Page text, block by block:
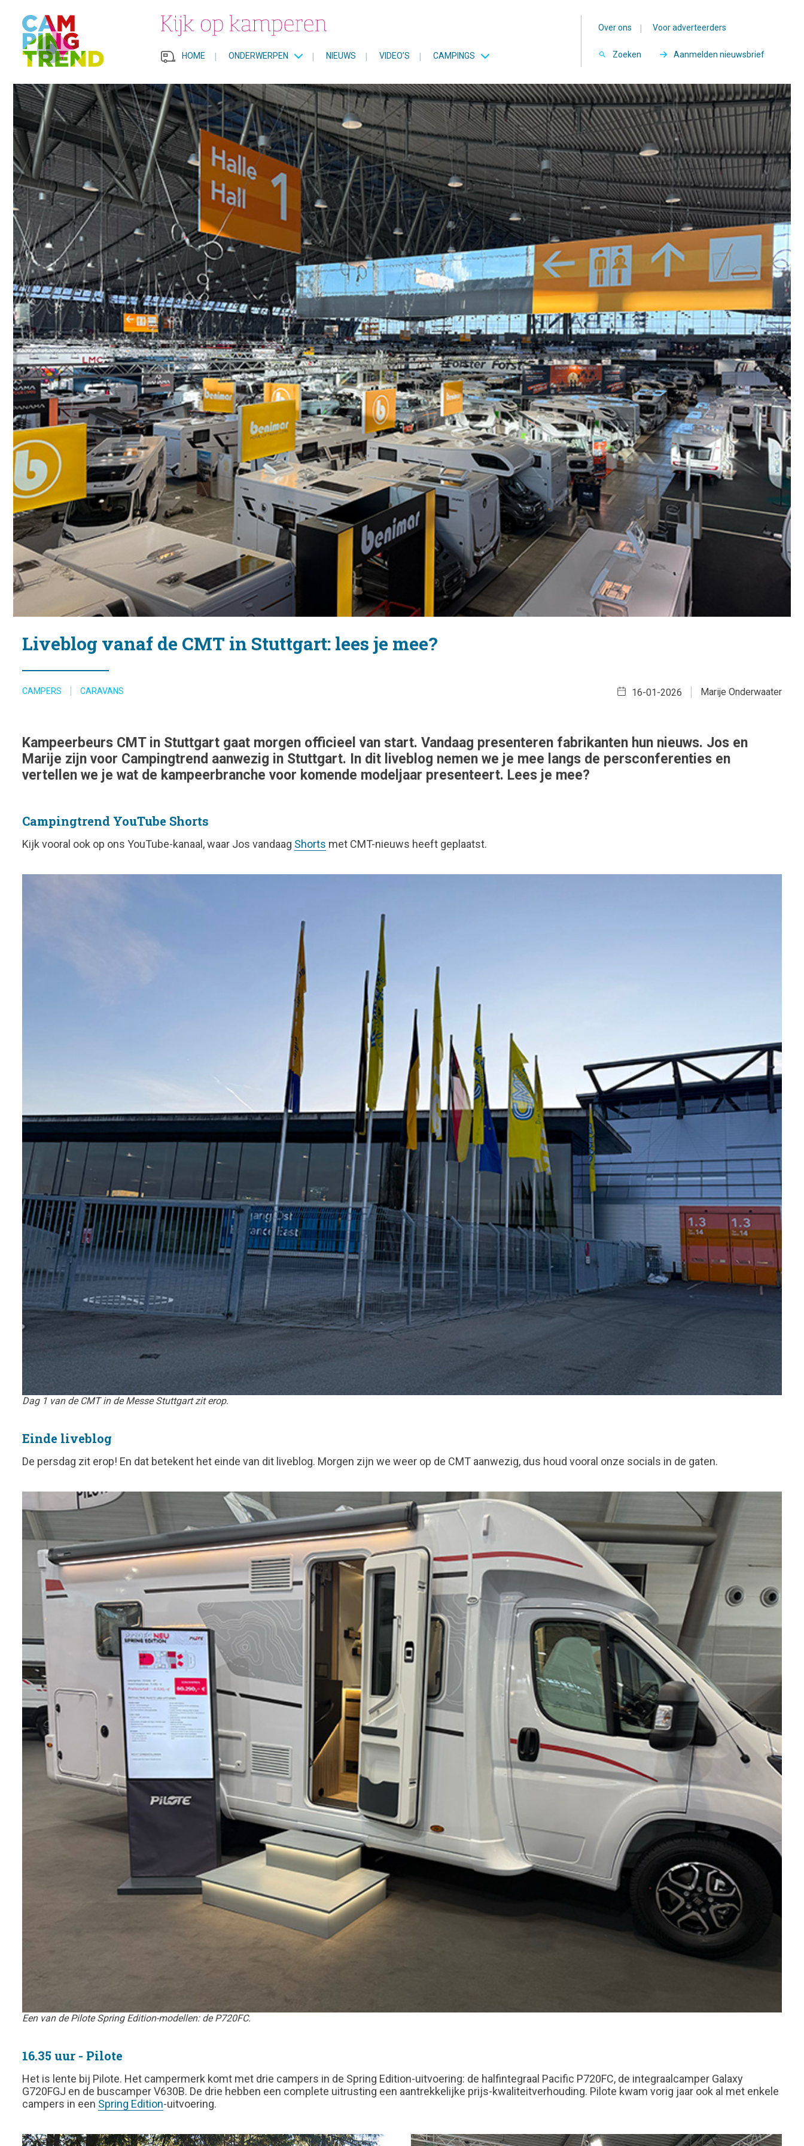
HOME | ONDERWERPEN | NIEUWS | VIDEO’S | CAMPINGS
Over ons | Voor adverteerders
Zoeken Aanmelden nieuwsbrief
Liveblog vanaf de CMT in Stuttgart: lees je mee?
CAMPERS CARAVANS Marije Onderwaater
16-01-2026
Kampeerbeurs CMT in Stuttgart gaat morgen officieel van start. Vandaag presenteren fabrikanten hun nieuws. Jos en
Marije zijn voor Campingtrend aanwezig in Stuttgart. In dit liveblog nemen we je mee langs de persconferenties en
vertellen we je wat de kampeerbranche voor komende modeljaar presenteert. Lees je mee?
Campingtrend YouTube Shorts
Kijk vooral ook op ons YouTube-kanaal, waar Jos vandaag Shorts met CMT-nieuws heeft geplaatst.
Dag 1 van de CMT in de Messe Stuttgart zit erop.
Einde liveblog
De persdag zit erop! En dat betekent het einde van dit liveblog. Morgen zijn we weer op de CMT aanwezig, dus houd vooral onze socials in de gaten.
Een van de Pilote Spring Edition-modellen: de P720FC.
16.35 uur - Pilote
Het is lente bij Pilote. Het campermerk komt met drie campers in de Spring Edition-uitvoering: de halfintegraal Pacific P720FC, de integraalcamper Galaxy
G720FGJ en de buscamper V630B. De drie hebben een complete uitrusting een aantrekkelijke prijs-kwaliteitverhouding. Pilote kwam vorig jaar ook al met enkele
campers in een Spring Edition-uitvoering.